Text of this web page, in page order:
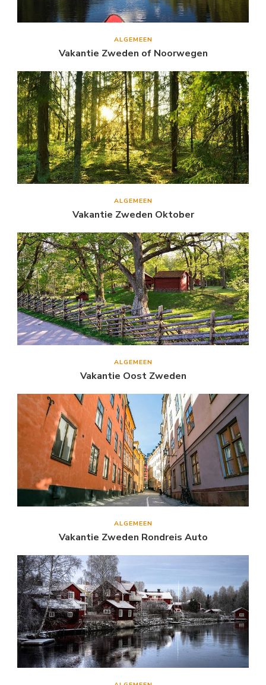
ALGEMEEN
Vakantie Zweden of Noorwegen
ALGEMEEN
Vakantie Zweden Oktober
ALGEMEEN
Vakantie Oost Zweden
ALGEMEEN
Vakantie Zweden Rondreis Auto